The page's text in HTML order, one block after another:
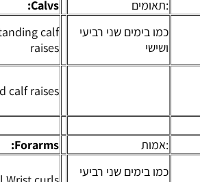
Calvs:
:תאומים
Standing calf
raises
10 X
הרמת
תאומים
בעמידה
תאומים
Forarms:
:אמות